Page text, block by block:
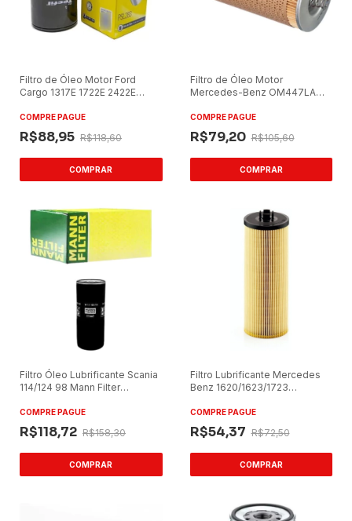
Filtro de Óleo Motor Ford
Cargo 1317E 1722E 2422E
COMPRE PAGUE
R$88,95 R$118,60
Filtro de Óleo Motor
Mercedes-Benz OM447LA
COMPRE PAGUE
R$79,20 R$105,60
Filtro Óleo Lubrificante Scania
114/124 98 Mann Filter
COMPRE PAGUE
R$118,72 R$158,30
Filtro Lubrificante Mercedes
Benz 1620/1623/1723
COMPRE PAGUE
R$54,37 R$72,50